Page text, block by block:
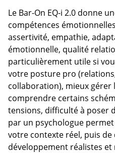
Le Bar-On EQ-i 2.0 donne
compétences
assertivité, empathie,
émotionnelle, qualité
particulièrement utile si
votre posture pro
collaboration), mieux gérer
comprendre certains
tensions, difficulté à poser
par un psychologue
votre contexte réel, puis de
développement réalistes et